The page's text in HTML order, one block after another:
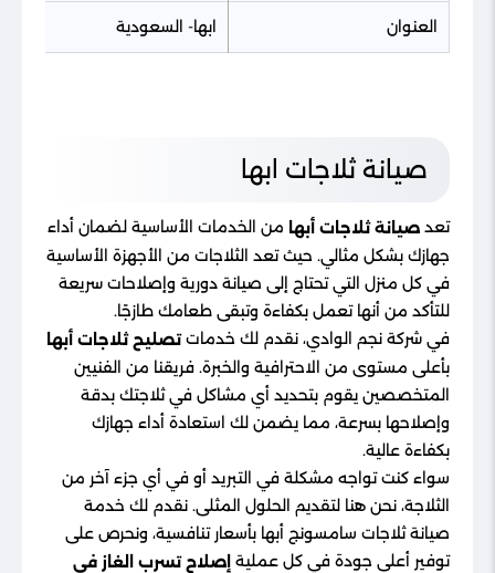
العنوان ابها- السعودية
صيانة ثلاجات ابها
تعد صيانة ثلاجات أبها من الخدمات الأساسية لضمان أداء
جهازك بشكل مثالي. حيث تعد الثلاجات من الأجهزة الأساسية
في كل منزل التي تحتاج إلى صيانة دورية وإصلاحات سريعة
للتأكد من أنها تعمل بكفاءة وتبقى طعامك طازجًا.
في شركة نجم الوادي، نقدم لك خدماتتصليح ثلاجات أبها
بأعلى مستوى من الاحترافية والخبرة. فريقنا من الفنيين
المتخصصين يقوم بتحديد أي مشاكل في ثلاجتك بدقة
وإصلاحها بسرعة، مما يضمن لك استعادة أداء جهازك
بكفاءة عالية.
سواء كنت تواجه مشكلة في التبريد أو في أي جزء آخر من
الثلاجة، نحن هنا لتقديم الحلول المثلى. نقدم لك خدمة
صيانة ثلاجات سامسونج أبها بأسعار تنافسية، ونحرص على
توفير أعلى جودة في كل عملية إصلاح تسرب الغاز في